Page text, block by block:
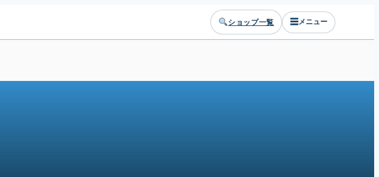
ショップ一覧 ☰メニュー